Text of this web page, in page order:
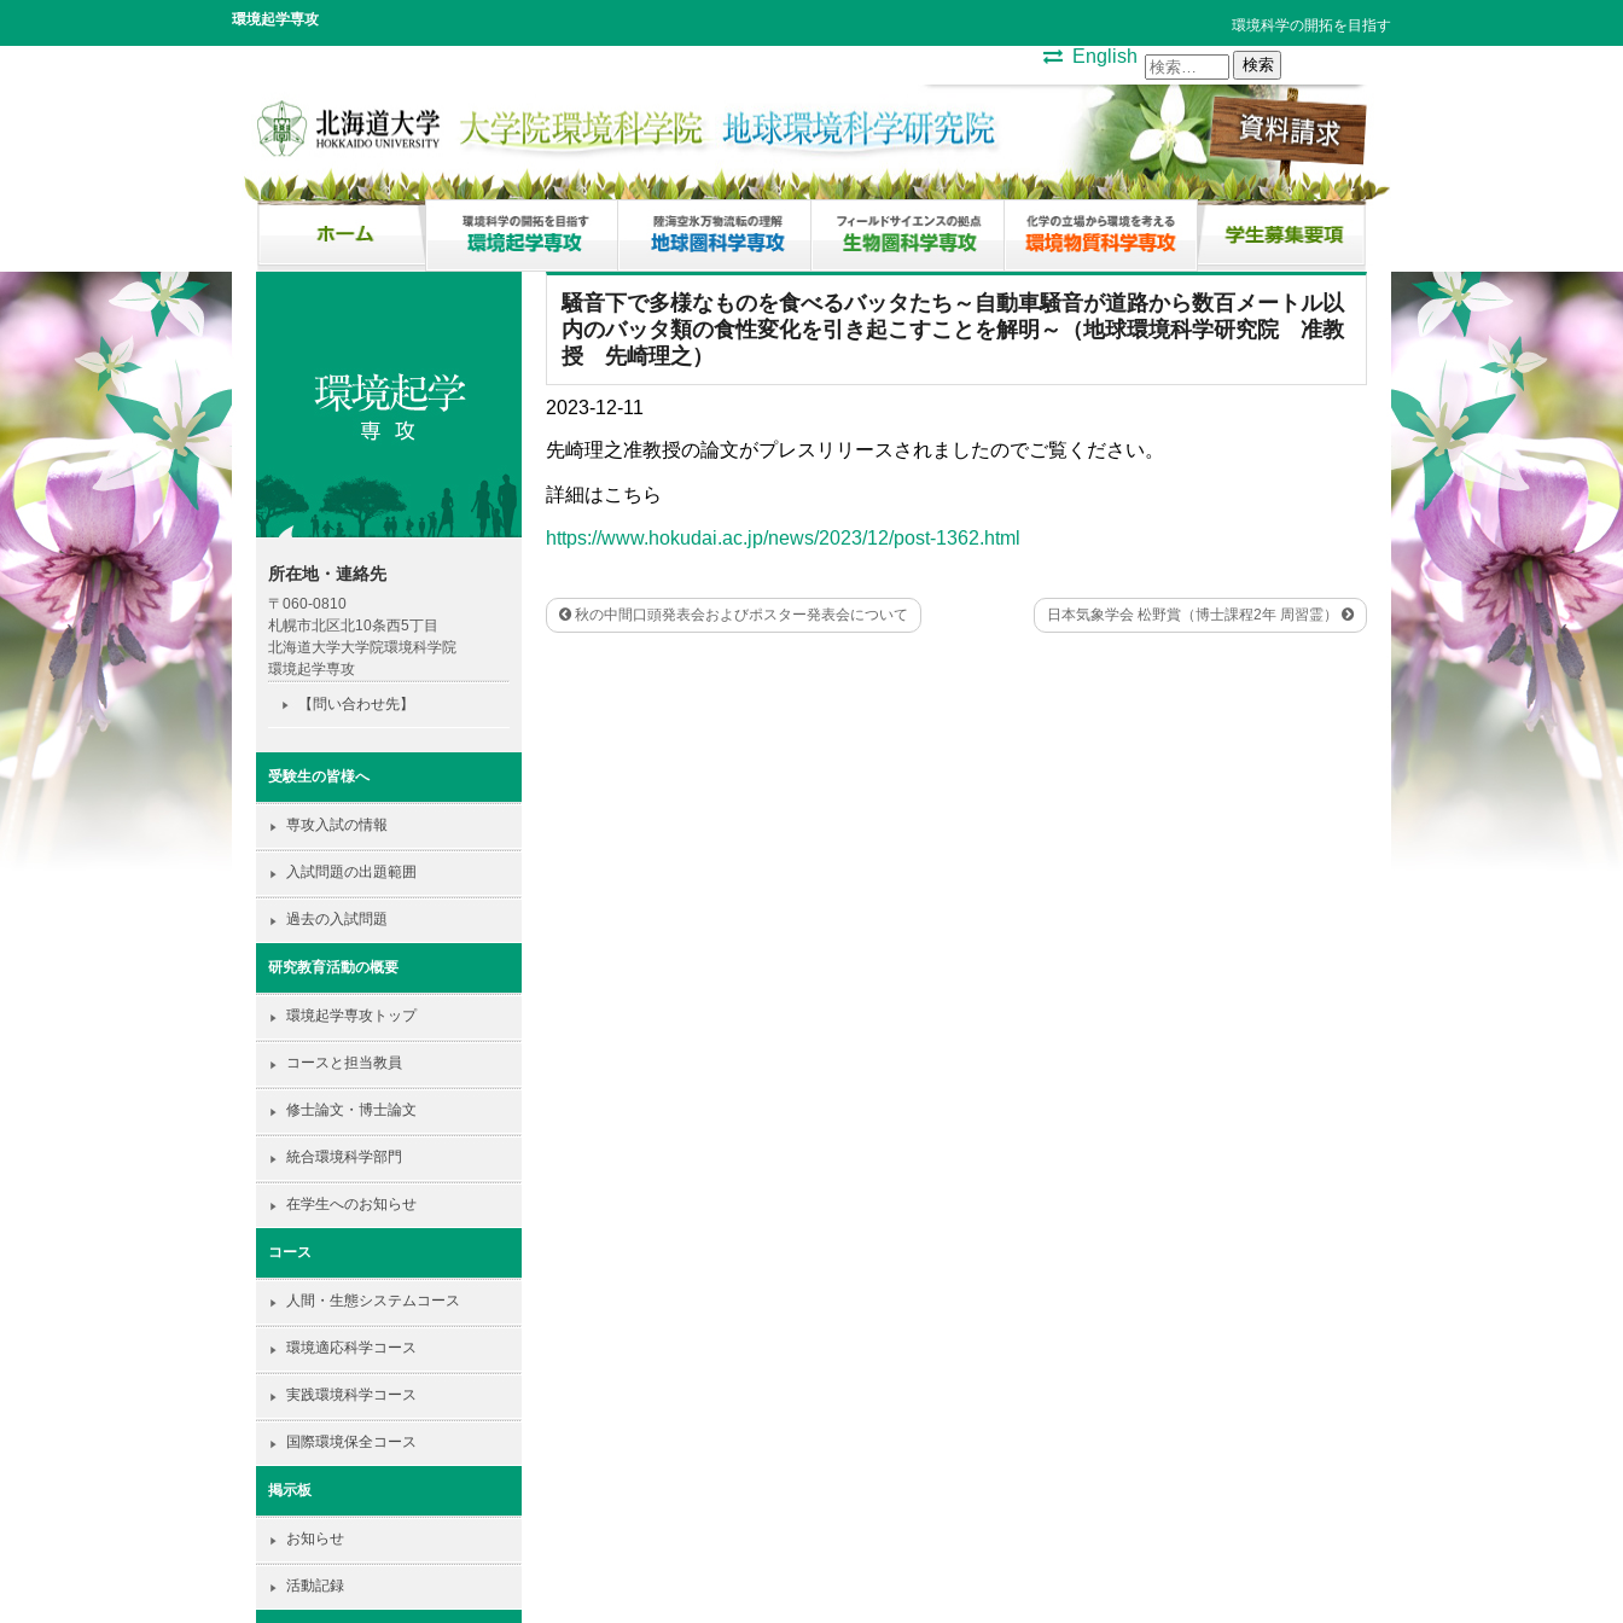
環境起学専攻 環境科学の開拓を目指す
検
索:
English
騒音下で多様なものを食べるバッタたち～自動車騒音が道路から数百メートル以
内のバッタ類の食性変化を引き起こすことを解明～（地球環境科学研究院 准教
授 先崎理之）
2023-12-11
先崎理之准教授の論文がプレスリリースされましたのでご覧ください。
詳細はこちら
https://www.hokudai.ac.jp/news/2023/12/post-1362.html
秋の中間口頭発表会およびポスター発表会について 日本気象学会 松野賞（博士課程2年 周習霊）
所在地・連絡先
〒060-0810
札幌市北区北10条西5丁目
北海道大学大学院環境科学院
環境起学専攻
【問い合わせ先】
受験生の皆様へ
専攻入試の情報
入試問題の出題範囲
過去の入試問題
研究教育活動の概要
環境起学専攻トップ
コースと担当教員
修士論文・博士論文
統合環境科学部門
在学生へのお知らせ
コース
人間・生態システムコース
環境適応科学コース
実践環境科学コース
国際環境保全コース
掲示板
お知らせ
活動記録